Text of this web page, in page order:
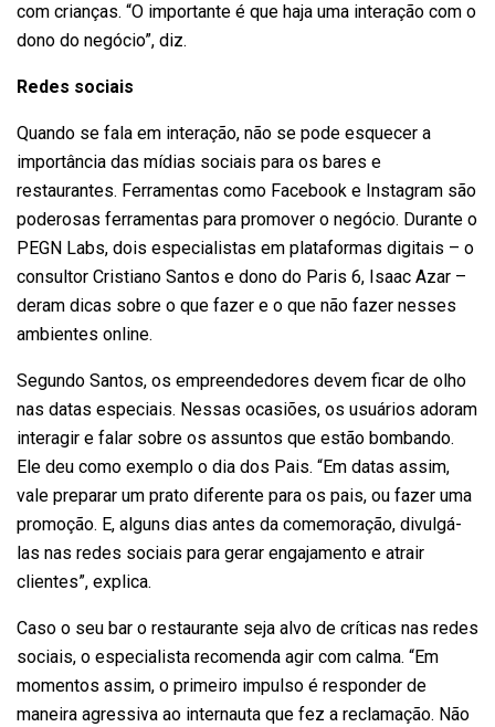
com crianças. “O importante é que haja uma interação com o
dono do negócio”, diz.
Redes sociais
Quando se fala em interação, não se pode esquecer a
importância das mídias sociais para os bares e
restaurantes. Ferramentas como Facebook e Instagram são
poderosas ferramentas para promover o negócio. Durante o
PEGN Labs, dois especialistas em plataformas digitais – o
consultor Cristiano Santos e dono do Paris 6, Isaac Azar –
deram dicas sobre o que fazer e o que não fazer nesses
ambientes online.
Segundo Santos, os empreendedores devem ficar de olho
nas datas especiais. Nessas ocasiões, os usuários adoram
interagir e falar sobre os assuntos que estão bombando.
Ele deu como exemplo o dia dos Pais. “Em datas assim,
vale preparar um prato diferente para os pais, ou fazer uma
promoção. E, alguns dias antes da comemoração, divulgá-
las nas redes sociais para gerar engajamento e atrair
clientes”, explica.
Caso o seu bar o restaurante seja alvo de críticas nas redes
sociais, o especialista recomenda agir com calma. “Em
momentos assim, o primeiro impulso é responder de
maneira agressiva ao internauta que fez a reclamação. Não